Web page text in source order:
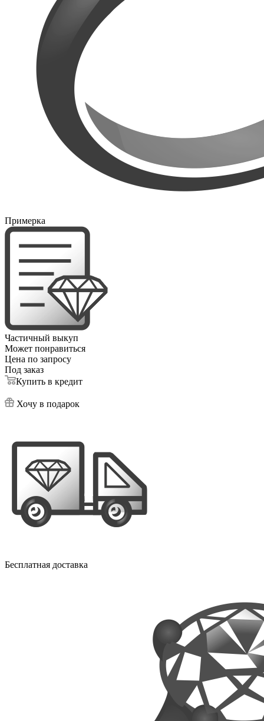
Примерка
Частичный выкуп
Может понравиться
Цена по запросу
Под заказ
Купить в кредит
Хочу в подарок
Бесплатная доставка